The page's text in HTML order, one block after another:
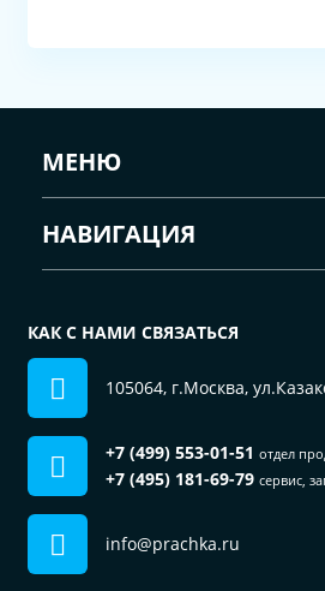
МЕНЮ
НАВИГАЦИЯ
КАК С НАМИ СВЯЗАТЬСЯ
105064, г.Москва,
+7 (499) 553-01-51 отдел
+7 (495) 181-69-79 сервис,
info@prachka.ru